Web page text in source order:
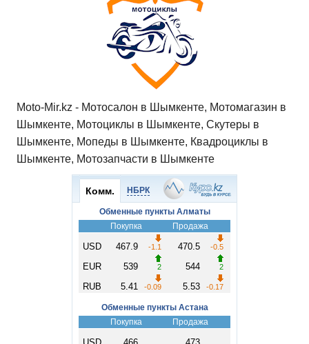
Moto-Mir.kz - Мотосалон в Шымкенте, Мотомагазин в
Шымкенте, Мотоциклы в Шымкенте, Скутеры в
Шымкенте, Мопеды в Шымкенте, Квадроциклы в
Шымкенте, Мотозапчасти в Шымкенте